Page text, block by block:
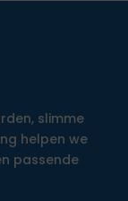
slimme
helpen we
passende